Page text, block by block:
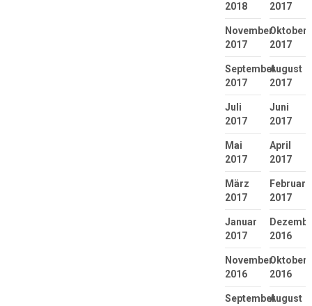
2018
2017
November
2017
Oktober
2017
September
2017
August
2017
Juli
2017
Juni
2017
Mai
2017
April
2017
März
2017
Februar
2017
Januar
2017
2016
November
2016
Oktober
2016
SeptemberAugust